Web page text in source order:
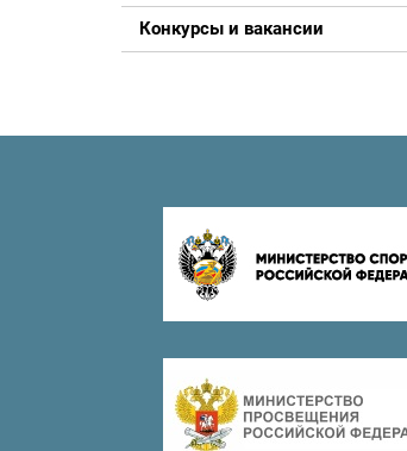
Конкурсы и вакансии